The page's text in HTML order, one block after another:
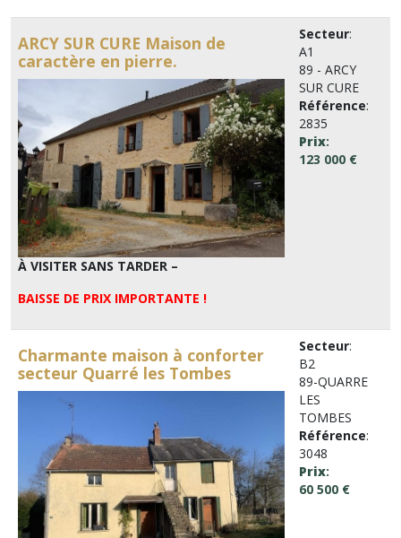
ARCY SUR CURE Maison de
caractère en pierre.
À VISITER SANS TARDER –
BAISSE DE PRIX IMPORTANTE !
Secteur:
A1
89 - ARCY
SUR CURE
Référence:
2835
Prix:
123 000 €
Charmante maison à conforter
secteur Quarré les Tombes
Secteur:
B2
89-QUARRE
LES
TOMBES
Référence:
3048
Prix:
60 500 €